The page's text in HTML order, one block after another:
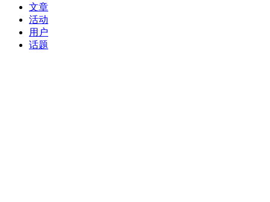
文章
活动
用户
话题